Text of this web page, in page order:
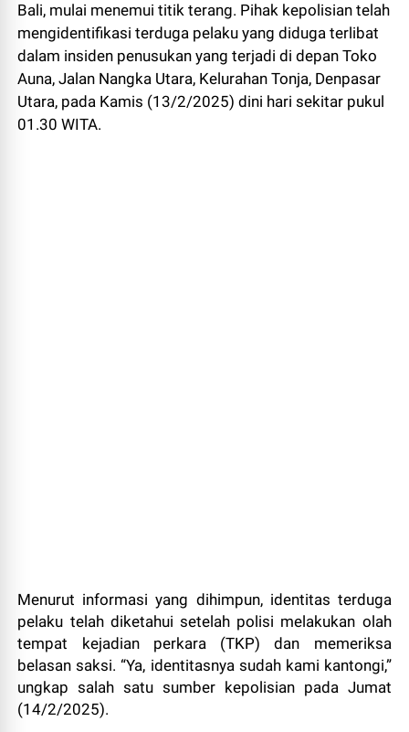
Bali, mulai menemui titik terang. Pihak kepolisian telah
mengidentifikasi terduga pelaku yang diduga terlibat
dalam insiden penusukan yang terjadi di depan Toko
Auna, Jalan Nangka Utara, Kelurahan Tonja, Denpasar
Utara, pada Kamis (13/2/2025) dini hari sekitar pukul
01.30 WITA.
Menurut informasi yang dihimpun, identitas terduga
pelaku telah diketahui setelah polisi melakukan olah
tempat kejadian perkara (TKP) dan memeriksa
belasan saksi. “Ya, identitasnya sudah kami kantongi,”
ungkap salah satu sumber kepolisian pada Jumat
(14/2/2025).